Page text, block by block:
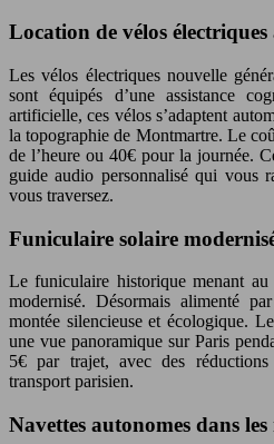
Location de vélos électriques
Les vélos électriques nouvelle
sont équipés d’une assistance
artificielle, ces vélos s’adaptent
la topographie de Montmartre. Le
de l’heure ou 40€ pour la journée.
guide audio personnalisé qui vous
vous traversez.
Funiculaire solaire
Le funiculaire historique menant
modernisé. Désormais alimenté
montée silencieuse et écologique.
une vue panoramique sur Paris
5€ par trajet, avec des
transport parisien.
Navettes autonomes dans